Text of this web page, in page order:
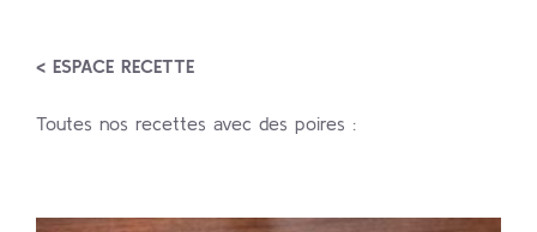
< ESPACE RECETTE
Toutes nos recettes avec des poires :